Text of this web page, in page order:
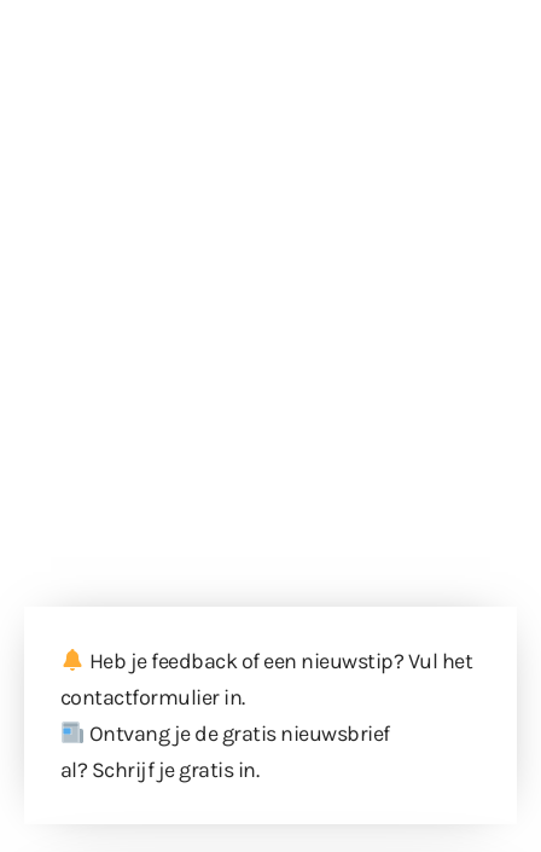
Heb je feedback of een nieuwstip? Vul het
contactformulierin.
Ontvang je de gratis nieuwsbrief
al? Schrijf je gratis in.